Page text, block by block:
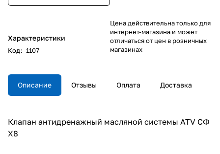
Характеристики
Код: 1107
Цена действительна только для
интернет-магазина и может
отличаться от цен в розничных
магазинах
Описание Отзывы Оплата Доставка
Клапан антидренажный масляной системы ATV СФ
X8